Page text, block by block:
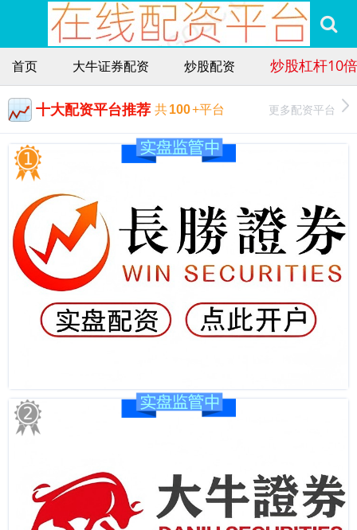
首页 大牛证券配资 炒股配资 炒股杠杆10倍
十大配资平台推荐 共100+平台 更多配资平台